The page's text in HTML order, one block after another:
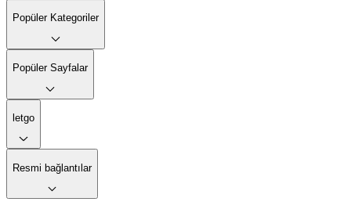
Popüler Kategoriler
Popüler Sayfalar
letgo
Resmi bağlantılar